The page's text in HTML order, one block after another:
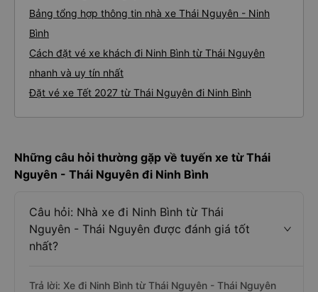
Bảng tổng hợp thông tin nhà xe Thái Nguyên - Ninh
Bình
Cách đặt vé xe khách đi Ninh Bình từ Thái Nguyên
nhanh và uy tín nhất
Đặt vé xe Tết 2027 từ Thái Nguyên đi Ninh Bình
Những câu hỏi thường gặp về tuyến xe từ Thái
Nguyên - Thái Nguyên đi Ninh Bình
Câu hỏi: Nhà xe đi Ninh Bình từ Thái
Nguyên - Thái Nguyên được đánh giá tốt
nhất?
Trả lời: Xe đi Ninh Bình từ Thái Nguyên - Thái Nguyên